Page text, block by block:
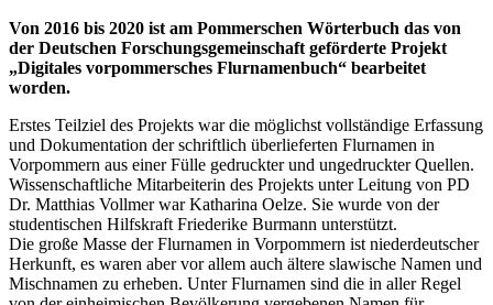
Von 2016 bis 2020 ist am Pommerschen Wörterbuch das von
der Deutschen Forschungsgemeinschaft geförderte Projekt
„Digitales vorpommersches Flurnamenbuch“ bearbeitet
worden.
Erstes Teilziel des Projekts war die möglichst vollständige Erfassung
und Dokumentation der schriftlich überlieferten Flurnamen in
Vorpommern aus einer Fülle gedruckter und ungedruckter Quellen.
Wissenschaftliche Mitarbeiterin des Projekts unter Leitung von PD
Dr. Matthias Vollmer war Katharina Oelze. Sie wurde von der
studentischen Hilfskraft Friederike Burmann unterstützt.
Die große Masse der Flurnamen in Vorpommern ist niederdeutscher
Herkunft, es waren aber vor allem auch ältere slawische Namen und
Mischnamen zu erheben. Unter Flurnamen sind die in aller Regel